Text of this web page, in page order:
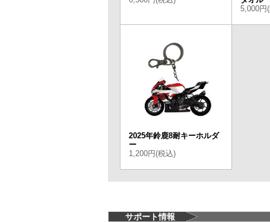
5,000円
2025年鈴鹿8耐キーホルダ
ー
1,200円(税込)
サポート情報